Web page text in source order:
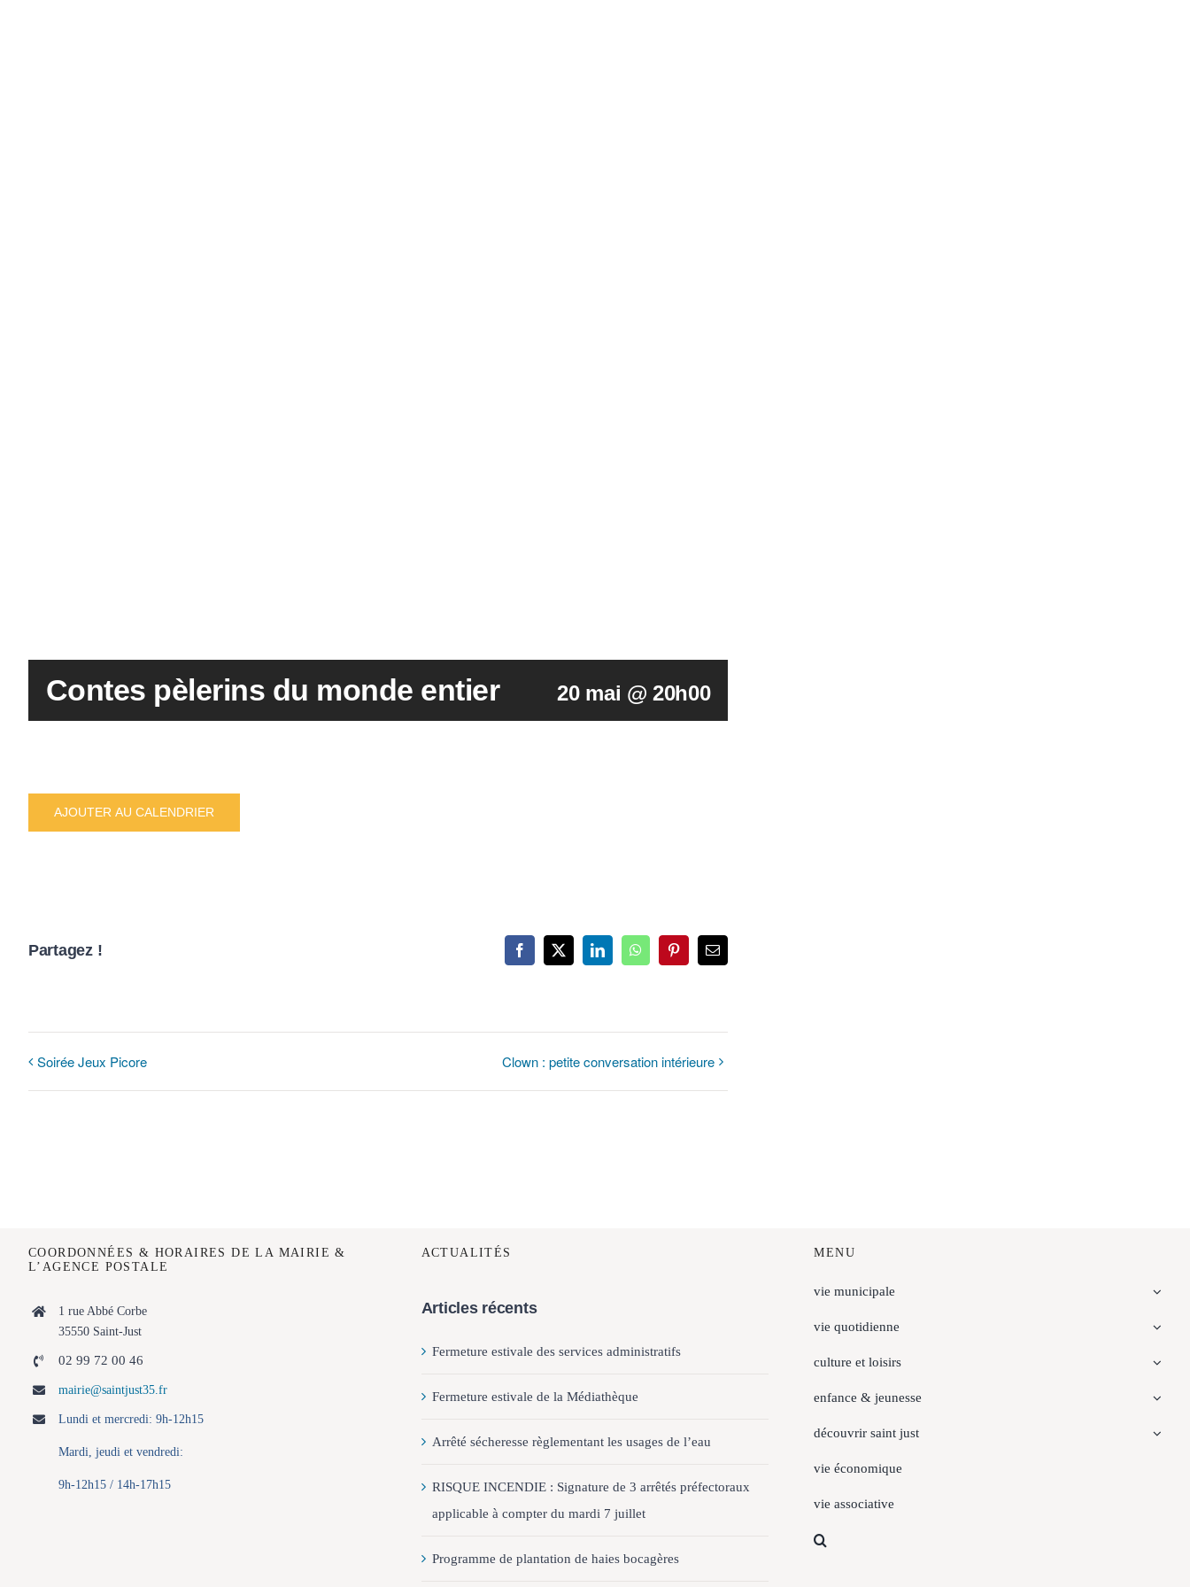
Contes pèlerins du monde entier 20 mai @ 20h00
AJOUTER AU CALENDRIER
Partagez ! Facebook
X LinkedInWhatsAppPinterestEmail
Soirée Jeux Picore Clown : petite conversation intérieure
COORDONNÉES & HORAIRES DE LA MAIRIE &
L’AGENCE POSTALE
1 rue Abbé Corbe
35550 Saint-Just
02 99 72 00 46
mairie@saintjust35.fr
Lundi et mercredi: 9h-12h15
Mardi, jeudi et vendredi:
9h-12h15 / 14h-17h15
ACTUALITÉS
Articles récents
Fermeture estivale des services administratifs
Fermeture estivale de la Médiathèque
Arrêté sécheresse règlementant les usages de l’eau
RISQUE INCENDIE : Signature de 3 arrêtés préfectoraux
applicable à compter du mardi 7 juillet
Programme de plantation de haies bocagères
MENU
vie municipale
vie quotidienne
culture et loisirs
enfance & jeunesse
découvrir saint just
vie économique
vie associative